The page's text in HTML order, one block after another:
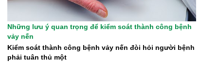
Những lưu ý quan trọng để kiểm soát thành công bệnh
vảy nến
Kiểm soát thành công bệnh vảy nến đòi hỏi người bệnh
phải tuân thủ một